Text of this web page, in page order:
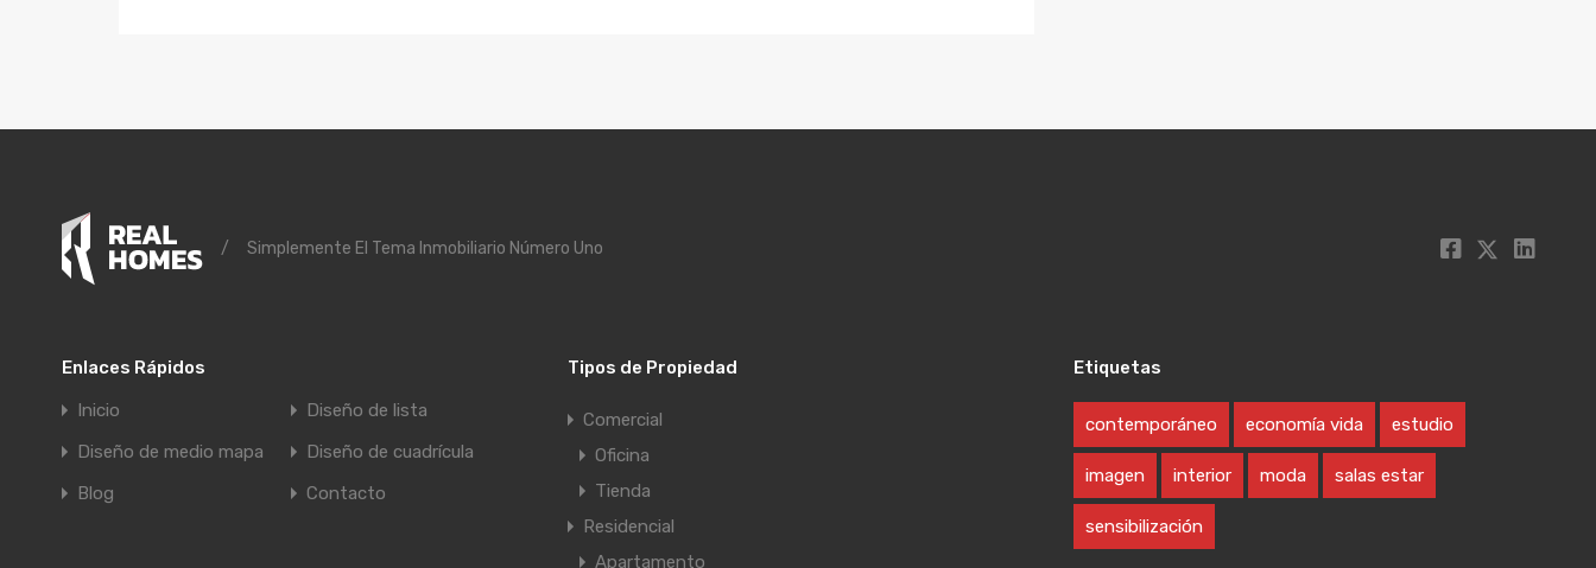
/ Simplemente El Tema Inmobiliario Número Uno
Enlaces Rápidos
Inicio
Diseño de lista
Diseño de medio mapa
Diseño de cuadrícula
Blog
Contacto
Tipos de Propiedad
Comercial
Oficina
Tienda
Residencial
Apartamento
Etiquetas
contemporáneo economía vida estudio
imagen interior moda salas estar
sensibilización